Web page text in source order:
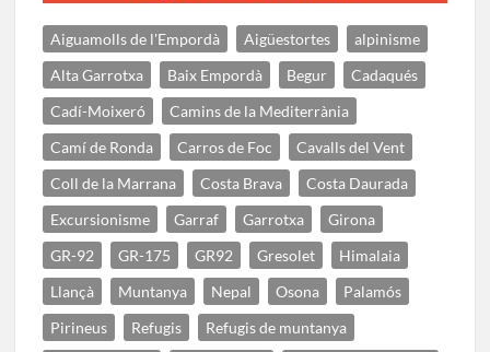
Aiguamolls de l'Empordà Aigüestortes
alpinisme
Alta Garrotxa
Baix Empordà Begur
Cadaqués
Cadí-Moixeró
Camins de la Mediterrània
Camí de Ronda
Carros de Foc
Cavalls del Vent
Coll de la Marrana
Costa Brava
Costa Daurada
Excursionisme
Garraf Garrotxa
Girona
GR-92
GR-175 GR92 Gresolet
Himalaia
Llançà
Muntanya Nepal Osona
Palamós
Pirineus
Refugis
Refugis de muntanya